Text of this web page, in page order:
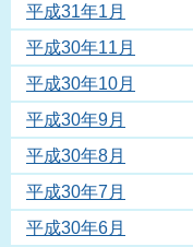
平成31年1月
平成30年11月
平成30年10月
平成30年9月
平成30年8月
平成30年7月
平成30年6月